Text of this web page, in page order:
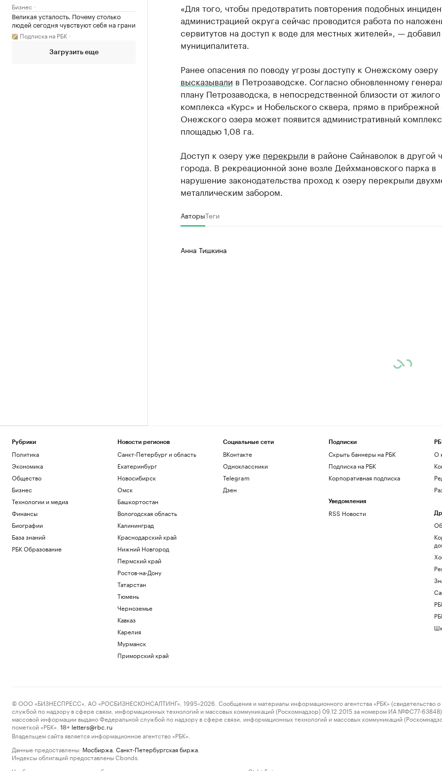
Бизнес
Великая усталость. Почему столько
людей сегодня чувствуют себя на грани
Подписка на РБК
Загрузить еще
«Для того, чтобы предотвратить повторения подобных
администрацией округа сейчас проводится работа по
сервитутов на доступ к воде для местных жителей», — добавил
муниципалитета.
Ранее опасения по поводу угрозы доступу к Онежскому озеру
высказывали в Петрозаводске. Согласно обновленному
плану Петрозаводска, в непосредственной близости от жилого
комплекса «Курс» и Нобельского сквера, прямо в прибрежной
Онежского озера может появится административный комплекс
площадью 1,08 га.
Доступ к озеру уже перекрыли в районе Сайнаволок в другой
города. В рекреационной зоне возле Дейхмановского парка в
нарушение законодательства проход к озеру перекрыли
металлическим забором.
АвторыТеги
Анна Тишкина
Рубрики
Политика
Экономика
Общество
Бизнес
Технологии и медиа
Финансы
Биографии
База знаний
РБК Образование
Новости регионов
Санкт-Петербург и область
Екатеринбург
Новосибирск
Омск
Башкортостан
Вологодская область
Калининград
Краснодарский край
Нижний Новгород
Пермский край
Ростов-на-Дону
Татарстан
Тюмень
Черноземье
Кавказ
Карелия
Мурманск
Приморский край
Социальные сети
ВКонтакте
Одноклассники
Telegram
Дзен
Подписки
Скрыть баннеры на РБК
Подписка на РБК
Корпоративная подписка
Уведомления
RSS Новости
О
© ООО «БИЗНЕСПРЕСС», АО «РОСБИЗНЕСКОНСАЛТИНГ», 1995–2026. Сообщения и материалы информационного агентства «РБК» (свидетельство о
службой по надзору в сфере связи, информационных технологий и массовых коммуникаций (Роскомнадзор) 09.12.2015 за номером ИА №ФС77-63848)
массовой информации выдано Федеральной службой по надзору в сфере связи, информационных технологий и массовых коммуникаций
пометкой «РБК».
18+ letters@rbc.ru
Владельцем сайта является информационное агентство «РБК».
Данные предоставлены: Мосбиржа Санкт-Петербургская биржа
Индексы облигаций предоставлены Cbonds.